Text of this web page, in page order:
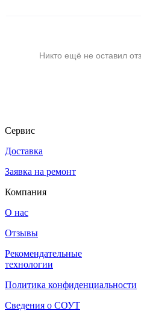
Никто ещё не оставил
Сервис
Доставка
Заявка на ремонт
Компания
О нас
Отзывы
Рекомендательные
технологии
Политика конфиденциальности
Сведения о СОУТ